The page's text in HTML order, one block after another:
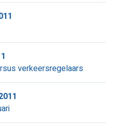
verkeersregelaars